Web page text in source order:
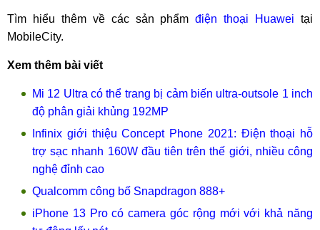
Tìm hiểu thêm về các sản phẩmđiện thoại Huawei tại
MobileCity.
Xem thêm bài viết
Mi 12 Ultra có thể trang bị cảm biến ultra-outsole 1 inch
độ phân giải khủng 192MP
Infinix giới thiệu Concept Phone 2021: Điện thoại hỗ
trợ sạc nhanh 160W đầu tiên trên thế giới, nhiều công
nghệ đỉnh cao
Qualcomm công bố Snapdragon 888+
iPhone 13 Pro có camera góc rộng mới với khả năng